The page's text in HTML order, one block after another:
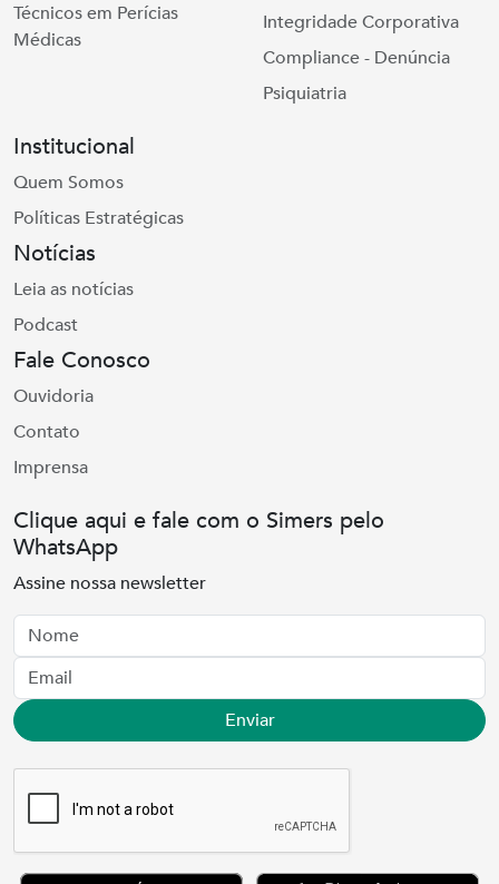
Técnicos em Perícias
Médicas
Integridade Corporativa
Compliance - Denúncia
Psiquiatria
Institucional
Quem Somos
Políticas Estratégicas
Notícias
Leia as notícias
Podcast
Fale Conosco
Ouvidoria
Contato
Imprensa
Clique aqui e fale com o Simers pelo
WhatsApp
Assine nossa newsletter
Nome
Email
Enviar